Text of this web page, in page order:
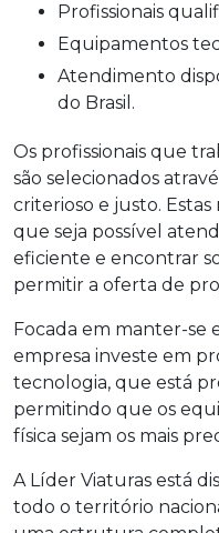
Profissionais
Equipamentos
Atendimento disponível para todas as regiões
do Brasil.
Os profissionais que
são selecionados
criterioso e justo. Estas
que seja possível
eficiente e encontrar
permitir a oferta de
Focada em manter-se
empresa investe em
tecnologia, que está
permitindo que os
física sejam os mais
A Líder Viaturas está
todo o território